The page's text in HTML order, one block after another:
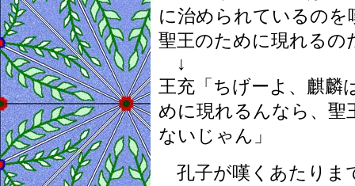
に治められているの
聖王のために現れるの
↓
王充「ちげーよ、麒麟
めに現れるんなら、聖
ないじゃん」
孔子が嘆くあたりま